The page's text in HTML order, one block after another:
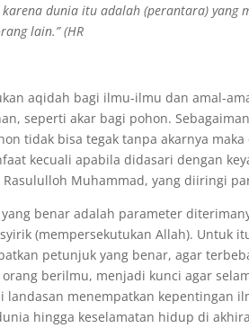
karena dunia itu adalah (perantara) yang
lain.” (HR
aqidah bagi ilmu-ilmu dan amal-
seperti akar bagi pohon.
tidak bisa tegak tanpa akarnya
kecuali apabila didasari dengan
Muhammad, yang diiringi
benar adalah parameter
(mempersekutukan Allah). Untuk
petunjuk yang benar, agar
orang berilmu, menjadi kunci agar
landasan menempatkan kepentingan
hingga keselamatan hidup di